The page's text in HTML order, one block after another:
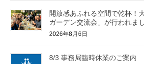
開放感あふれる空間で乾杯！
ガーデン交流会」が行われま
2026年8月6日
8/3 事務局臨時休業のご案内